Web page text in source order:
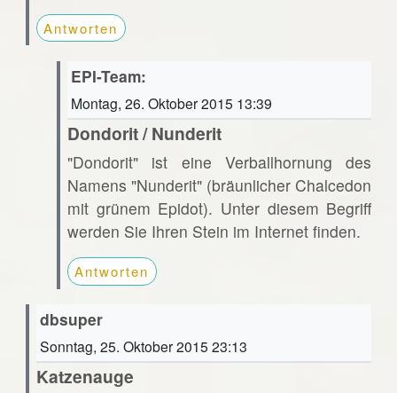
Antworten
EPI-Team:
Montag, 26. Oktober 2015 13:39
Dondorit / Nunderit
"Dondorit" ist eine Verballhornung des
Namens "Nunderit" (bräunlicher Chalcedon
mit grünem Epidot). Unter diesem Begriff
werden Sie Ihren Stein im Internet finden.
Antworten
dbsuper
Sonntag, 25. Oktober 2015 23:13
Katzenauge